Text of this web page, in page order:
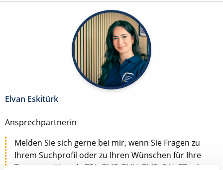
Elvan Eskitürk
Ansprechpartnerin
Melden Sie sich gerne bei mir, wenn Sie Fragen zu
Ihrem Suchprofil oder zu Ihren Wünschen für Ihre
Traumposition als ZFA, ZMF, ZMV, ZMP, DH, ZT oder